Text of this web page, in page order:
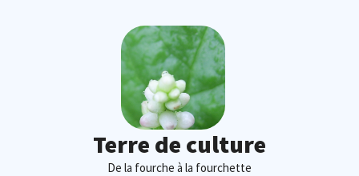
Terre de culture
De la fourche à la fourchette